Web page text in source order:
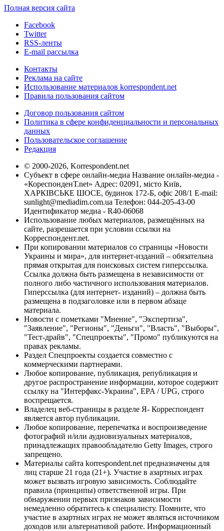
Полная версия сайта
Facebook
Twitter
RSS-ленты
E-mail рассылка
Контакты
Реклама на сайте
Использование материалов korrespondent.net
Правила пользования сайтом
Договор пользования сайтом
Политика в сфере конфиденциальности и персональных
данных
Пользовательское соглашение
Редакция
© 2000-2026, Korrespondent.net
Субъект в сфере онлайн-медиа Название онлайн-медиа -
«КореспонденТ.net» Адрес: 02091, місто Київ,
ХАРКІВСЬКЕ ШОСЕ, будинок 172-Б, офіс 208/1 E-mail:
sunlight@mediadim.com.ua Телефон: 044-205-43-00
Идентификатор медиа - R40-06068
Использование любых материалов, размещённых на
сайте, разрешается при условии ссылки на
Корреспондент.net.
При копировании материалов со страницы «Новости
Украины и мира», для интернет-изданий – обязательна
прямая открытая для поисковых систем гиперссылка.
Ссылка должна быть размещена в независимости от
полного либо частичного использования материалов.
Гиперссылка (для интернет- изданий) – должна быть
размещена в подзаголовке или в первом абзаце
материала.
Новости с пометками "Мнение", "Экспертиза",
"Заявление", "Регионы", "Деньги", "Власть", "Выборы",
"Тест-драйв", "Спецпроекты", "Промо" публикуются на
правах рекламы.
Раздел Спецпроекты создается совместно с
коммерческими партнерами.
Любое копирование, публикация, републикация и
другое распространение информации, которое содержит
ссылку на "Интерфакс-Украина", EPA / UPG, строго
воспрещается.
Владелец веб-страницы в разделе Я- Корреспондент
является автор публикации.
Любое копирование, перепечатка и воспроизведение
фотографий и/или аудиовизуальных материалов,
принадлежащих правообладателю Getty Images, строго
запрещено.
Материалы сайта korrespondent.net предназначены для
лиц старше 21 года (21+). Участие в азартных играх
может вызвать игровую зависимость. Соблюдайте
правила (принципы) ответственной игры. При
обнаружении первых признаков зависимости
немедленно обратитесь к специалисту. Помните, что
участие в азартных играх не может являться источником
доходов или альтернативой работе. Информационный